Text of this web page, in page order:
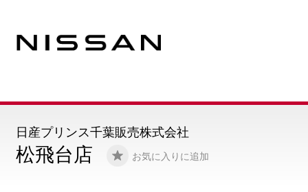
松飛台店 お気に入りに追加
日産プリンス千葉販売株式会社